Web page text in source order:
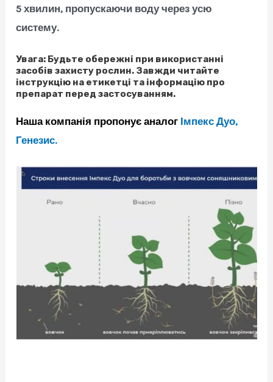
5 хвилин, пропускаючи воду через усю
систему.
Увага: Будьте обережні при використанні
засобів захисту рослин. Завжди читайте
інструкцію на етикетці та інформацію про
препарат перед застосуванням.
Наша компанія пропонує аналог Імпекс Дуо,
Генезис.